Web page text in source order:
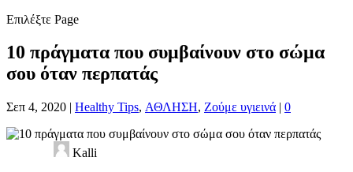
Επιλέξτε Page
10 πράγματα που συμβαίνουν στο σώμα
σου όταν περπατάς
Σεπ 4, 2020 | Healthy Tips, ΑΘΛΗΣΗ, Ζούμε υγιεινά | 0
Kalli